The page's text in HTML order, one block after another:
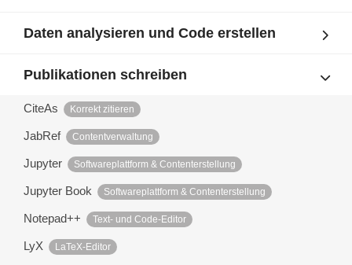
Daten analysieren und Code erstellen
Publikationen schreiben
CiteAs Korrekt zitieren
JabRef Contentverwaltung
Jupyter Softwareplattform & Contenterstellung
Jupyter Book Softwareplattform & Contenterstellung
Notepad++ Text- und Code-Editor
LyX LaTeX-Editor